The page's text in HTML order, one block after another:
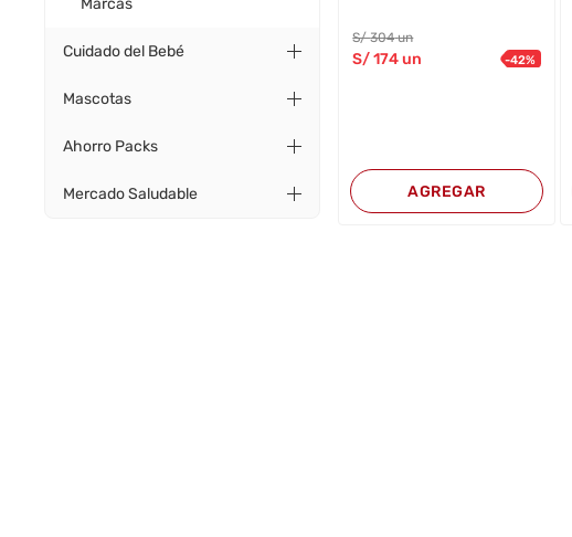
Marcas
Cuidado del Bebé
Mascotas
Ahorro Packs
Mercado Saludable
S/304 un
S/174un -42%
AGREGAR